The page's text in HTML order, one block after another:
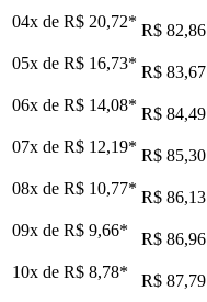
04x de R$ 20,72* R$ 82,86
05x de R$ 16,73* R$ 83,67
06x de R$ 14,08* R$ 84,49
07x de R$ 12,19* R$ 85,30
08x de R$ 10,77* R$ 86,13
09x de R$ 9,66*
R$ 86,96
10x de R$ 8,78*
R$ 87,79